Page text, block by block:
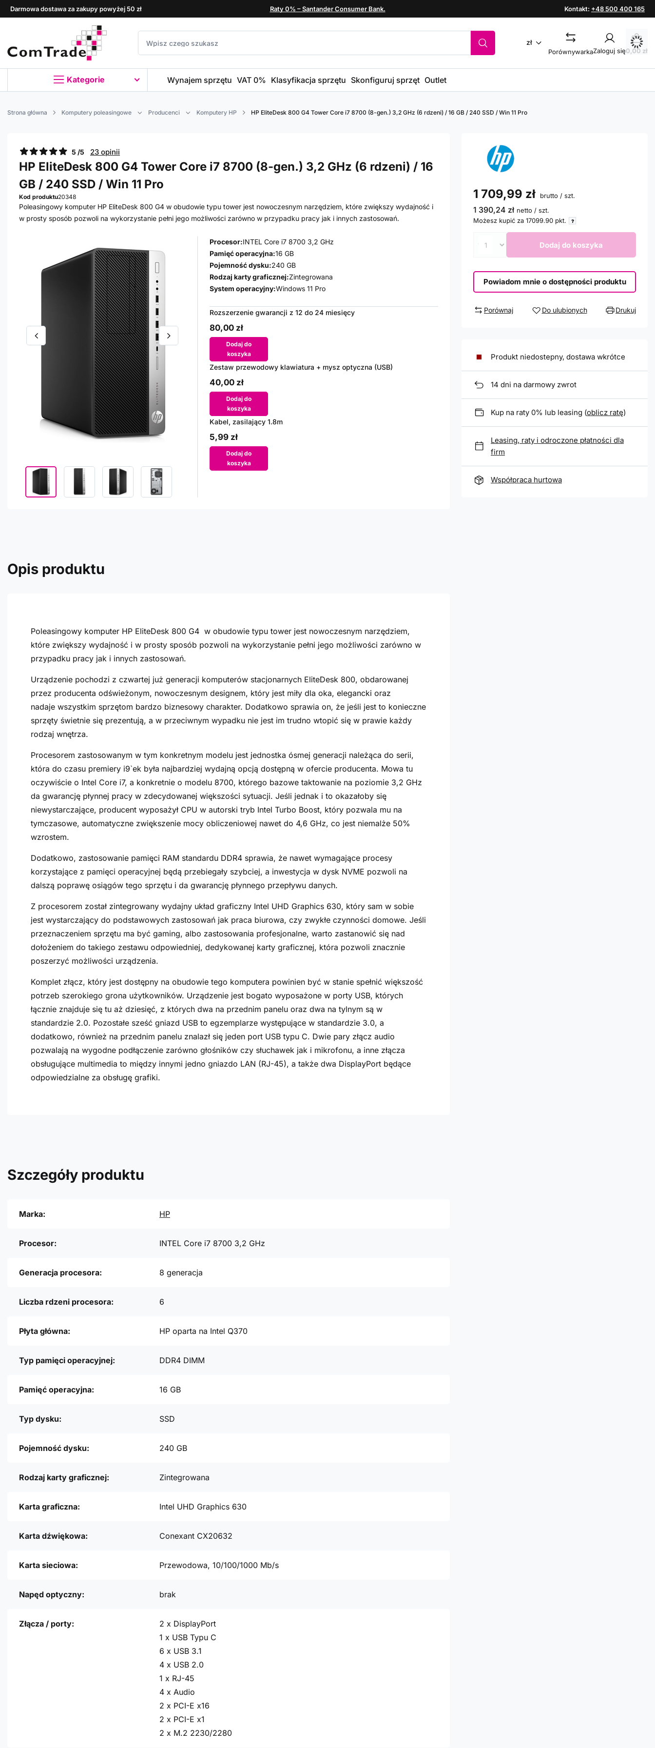
Darmowa dostawa za zakupy powyżej 50 zł Raty 0% – Santander Consumer Bank. Kontakt: +48 500 400 165
zł
PorównywarkaZaloguj się0,00 zł
Kategorie Wynajem sprzętu VAT 0% Klasyfikacja sprzętu Skonfiguruj sprzęt Outlet
Strona główna Komputery poleasingowe Producenci Komputery HP HP EliteDesk 800 G4 Tower Core i7 8700 (8-gen.) 3,2 GHz (6 rdzeni) / 16 GB / 240 SSD / Win 11 Pro
5 /5 23 opinii
HP EliteDesk 800 G4 Tower Core i7 8700 (8-gen.) 3,2 GHz (6 rdzeni) / 16
GB / 240 SSD / Win 11 Pro
Kod produktu20348
Poleasingowy komputer HP EliteDesk 800 G4 w obudowie typu tower jest nowoczesnym narzędziem, które zwiększy wydajność i
w prosty sposób pozwoli na wykorzystanie pełni jego możliwości zarówno w przypadku pracy jak i innych zastosowań.
Procesor:INTEL Core i7 8700 3,2 GHz
Pamięć operacyjna:16 GB
Pojemność dysku:240 GB
Rodzaj karty graficznej:Zintegrowana
System operacyjny:Windows 11 Pro
Rozszerzenie gwarancji z 12 do 24 miesięcy
80,00 zł
Dodaj do
koszyka
Zestaw przewodowy klawiatura + mysz optyczna (USB)
40,00 zł
Dodaj do
koszyka
Kabel, zasilający 1.8m
5,99 zł
Dodaj do
koszyka
1 709,99 zł brutto / szt.
1 390,24 zł netto / szt.
Możesz kupić za 17099.90 pkt.
Dodaj do koszyka
Powiadom mnie o dostępności produktu
Porównaj Do ulubionych Drukuj
Produkt niedostepny, dostawa wkrótce
14 dni na darmowy zwrot
Kup na raty 0% lub leasing (oblicz ratę)
Leasing, raty i odroczone płatności dla
firm
Współpraca hurtowa
Opis produktu
Poleasingowy komputer HP EliteDesk 800 G4 w obudowie typu tower jest nowoczesnym narzędziem,
które zwiększy wydajność i w prosty sposób pozwoli na wykorzystanie pełni jego możliwości zarówno w
przypadku pracy jak i innych zastosowań.
Urządzenie pochodzi z czwartej już generacji komputerów stacjonarnych EliteDesk 800, obdarowanej
przez producenta odświeżonym, nowoczesnym designem, który jest miły dla oka, elegancki oraz
nadaje wszystkim sprzętom bardzo biznesowy charakter. Dodatkowo sprawia on, że jeśli jest to konieczne
sprzęty świetnie się prezentują, a w przeciwnym wypadku nie jest im trudno wtopić się w prawie każdy
rodzaj wnętrza.
Procesorem zastosowanym w tym konkretnym modelu jest jednostka ósmej generacji należąca do serii,
która do czasu premiery i9`ek była najbardziej wydajną opcją dostępną w ofercie producenta. Mowa tu
oczywiście o Intel Core i7, a konkretnie o modelu 8700, którego bazowe taktowanie na poziomie 3,2 GHz
da gwarancję płynnej pracy w zdecydowanej większości sytuacji. Jeśli jednak i to okazałoby się
niewystarczające, producent wyposażył CPU w autorski tryb Intel Turbo Boost, który pozwala mu na
tymczasowe, automatyczne zwiększenie mocy obliczeniowej nawet do 4,6 GHz, co jest niemalże 50%
wzrostem.
Dodatkowo, zastosowanie pamięci RAM standardu DDR4 sprawia, że nawet wymagające procesy
korzystające z pamięci operacyjnej będą przebiegały szybciej, a inwestycja w dysk NVME pozwoli na
dalszą poprawę osiągów tego sprzętu i da gwarancję płynnego przepływu danych.
Z procesorem został zintegrowany wydajny układ graficzny Intel UHD Graphics 630, który sam w sobie
jest wystarczający do podstawowych zastosowań jak praca biurowa, czy zwykłe czynności domowe. Jeśli
przeznaczeniem sprzętu ma być gaming, albo zastosowania profesjonalne, warto zastanowić się nad
dołożeniem do takiego zestawu odpowiedniej, dedykowanej karty graficznej, która pozwoli znacznie
poszerzyć możliwości urządzenia.
Komplet złącz, który jest dostępny na obudowie tego komputera powinien być w stanie spełnić większość
potrzeb szerokiego grona użytkowników. Urządzenie jest bogato wyposażone w porty USB, których
łącznie znajduje się tu aż dziesięć, z których dwa na przednim panelu oraz dwa na tylnym są w
standardzie 2.0. Pozostałe sześć gniazd USB to egzemplarze występujące w standardzie 3.0, a
dodatkowo, również na przednim panelu znalazł się jeden port USB typu C. Dwie pary złącz audio
pozwalają na wygodne podłączenie zarówno głośników czy słuchawek jak i mikrofonu, a inne złącza
obsługujące multimedia to między innymi jedno gniazdo LAN (RJ-45), a także dwa DisplayPort będące
odpowiedzialne za obsługę grafiki.
Szczegóły produktu
Marka: HP
Procesor: INTEL Core i7 8700 3,2 GHz
Generacja procesora: 8 generacja
Liczba rdzeni procesora: 6
Płyta główna: HP oparta na Intel Q370
Typ pamięci operacyjnej: DDR4 DIMM
Pamięć operacyjna: 16 GB
Typ dysku: SSD
Pojemność dysku: 240 GB
Rodzaj karty graficznej: Zintegrowana
Karta graficzna: Intel UHD Graphics 630
Karta dźwiękowa: Conexant CX20632
Karta sieciowa: Przewodowa, 10/100/1000 Mb/s
Napęd optyczny: brak
Złącza / porty:
2 x DisplayPort
1 x USB Typu C
6 x USB 3.1
4 x USB 2.0
1 x RJ-45
4 x Audio
2 x PCI-E x16
2 x PCI-E x1
2 x M.2 2230/2280